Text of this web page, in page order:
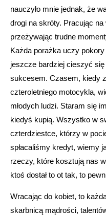
nauczyło mnie jednak, że
drogi na skróty. Pracując
przeżywając trudne
Każda porażka uczy
jeszcze bardziej cieszyć
sukcesem. Czasem, kiedy
czteroletniego motocykla,
młodych ludzi. Staram się
kiedyś kupią. Wszystko w
czterdziestce, którzy w
spłacaliśmy kredyt, wiemy
rzeczy, które kosztują nas
ktoś dostał to ot tak, to
Wracając do kobiet, to
skarbnicą mądrości,